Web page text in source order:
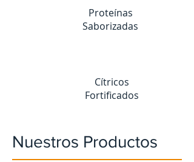
Proteínas
Saborizadas
Cítricos
Fortificados
Nuestros Productos